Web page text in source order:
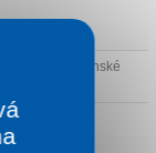
Pohronské